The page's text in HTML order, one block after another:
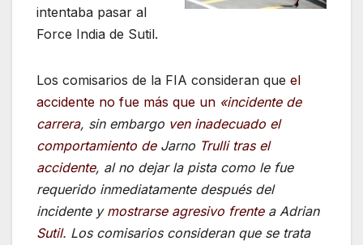
intentaba pasar al
Force India de Sutil.
Los comisarios de la FIA consideran que el
accidente no fue más que un «incidente de
carrera, sin embargo ven inadecuado el
comportamiento deJarno Trulli tras el
accidente, al no dejar la pista como le fue
requerido inmediatamente después del
incidente y mostrarse agresivo frentea Adrian
Sutil. Los comisarios consideran que se trata